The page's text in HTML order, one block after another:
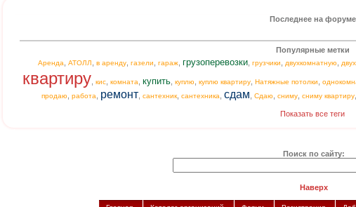
Последнее на форуме
Популярные метки
Аренда АТОЛЛ в аренду, газели гараж, грузоперевозки, грузчики двухкомнатную
квартиру кис комната купить куплю куплю квартиру Натяжные потолки
продаю работа ремонт сантехник сантехника сдам Сдаю сниму сниму квартиру
Показать все теги
Поиск по сайту:
Наверх